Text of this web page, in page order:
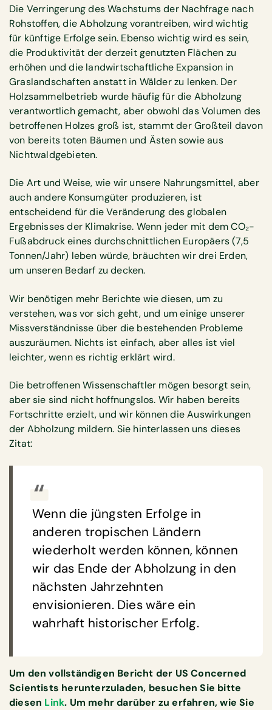
Die Verringerung des Wachstums der Nachfrage nach
Rohstoffen, die Abholzung vorantreiben, wird wichtig
für künftige Erfolge sein. Ebenso wichtig wird es sein,
die Produktivität der derzeit genutzten Flächen zu
erhöhen und die landwirtschaftliche Expansion in
Graslandschaften anstatt in Wälder zu lenken. Der
Holzsammelbetrieb wurde häufig für die Abholzung
verantwortlich gemacht, aber obwohl das Volumen des
betroffenen Holzes groß ist, stammt der Großteil davon
von bereits toten Bäumen und Ästen sowie aus
Nichtwaldgebieten.
Die Art und Weise, wie wir unsere Nahrungsmittel, aber
auch andere Konsumgüter produzieren, ist
entscheidend für die Veränderung des globalen
Ergebnisses der Klimakrise. Wenn jeder mit dem CO₂-
Fußabdruck eines durchschnittlichen Europäers (7,5
Tonnen/Jahr) leben würde, bräuchten wir drei Erden,
um unseren Bedarf zu decken.
Wir benötigen mehr Berichte wie diesen, um zu
verstehen, was vor sich geht, und um einige unserer
Missverständnisse über die bestehenden Probleme
auszuräumen. Nichts ist einfach, aber alles ist viel
leichter, wenn es richtig erklärt wird.
Die betroffenen Wissenschaftler mögen besorgt sein,
aber sie sind nicht hoffnungslos. Wir haben bereits
Fortschritte erzielt, und wir können die Auswirkungen
der Abholzung mildern. Sie hinterlassen uns dieses
Zitat:
Wenn die jüngsten Erfolge in
anderen tropischen Ländern
wiederholt werden können, können
wir das Ende der Abholzung in den
nächsten Jahrzehnten
envisionieren. Dies wäre ein
wahrhaft historischer Erfolg.
Um den vollständigen Bericht der US Concerned
Scientists herunterzuladen, besuchen Sie bitte
diesen Link. Um mehr darüber zu erfahren, wie Sie